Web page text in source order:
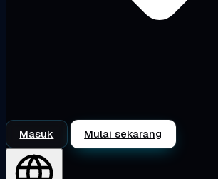
Masuk Mulai sekarang